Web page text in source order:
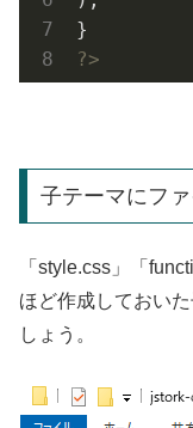
?>
子テーマにフ
「style.css」「
ほど作成しておい
しょう。